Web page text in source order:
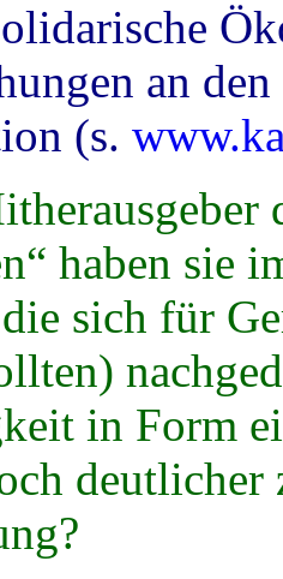
an
(s.
haben sie
sich für
in Form
deutlicher